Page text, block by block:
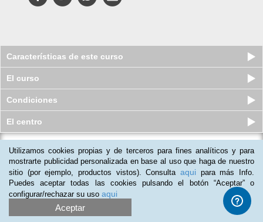
Características de este curso
El curso
Condiciones
El centro
Curso en línea (Online) de
Restauración de Fotografías
Antigua...
Plazas agotadas
529mxn
Utilizamos cookies propias y de terceros para fines analíticos y para
mostrarte publicidad personalizada en base al uso que haga de nuestro
sitio (por ejemplo, productos vistos). Consulta aqui para más Info.
Puedes aceptar todas las cookies pulsando el botón “Aceptar” o
configurar/rechazar su uso aqui
Aceptar